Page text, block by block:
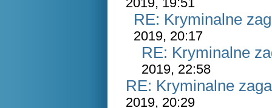
RE: Kryminalne
2019, 20:17
RE: Kryminalne
2019, 22:58
RE: Kryminalne
2019, 20:29